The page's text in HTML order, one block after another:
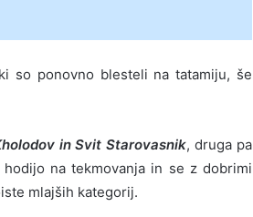
so ponovno blesteli na tatamiju, še
in Svit Starovasnik, druga pa
na tekmovanja in se z dobrimi
mlajših kategorij.